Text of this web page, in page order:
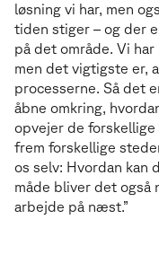
løsning vi har, men
tiden stiger – og der
på det område. Vi
men det vigtigste er,
processerne. Så det
åbne omkring,
opvejer de
frem forskellige
os selv: Hvordan kan
måde bliver det også
arbejde på næst.”